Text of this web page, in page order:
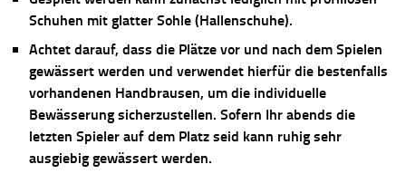
Schuhen mit glatter Sohle (Hallenschuhe).
Achtet darauf, dass die Plätze vor und nach dem Spielen
gewässert werden und verwendet hierfür die bestenfalls
vorhandenen Handbrausen, um die individuelle
Bewässerung sicherzustellen. Sofern Ihr abends die
letzten Spieler auf dem Platz seid kann ruhig sehr
ausgiebig gewässert werden.